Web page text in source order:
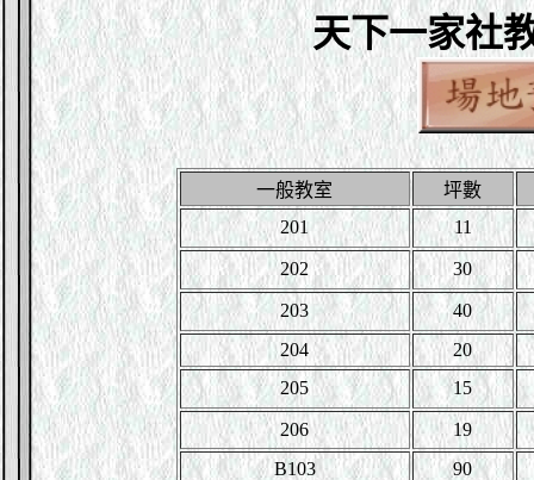
天下一家社
一般教室
坪數
201
11
202 30
203
40
204
20
205
15
206
19
B103
90